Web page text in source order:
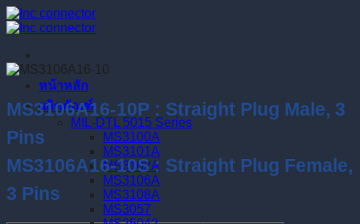
Skip
to
หน้าหลัก
ผลิตภัณฑ์
MIL-DTL 5015 Series
MS3100A
MS3101A
MS3102A
MS3106A
MS3108A
MS3057
MS3106A16-10P : Straight Plug Male, 3
Pins
MS3106A16-10S : Straight Plug Female,
3 Pins